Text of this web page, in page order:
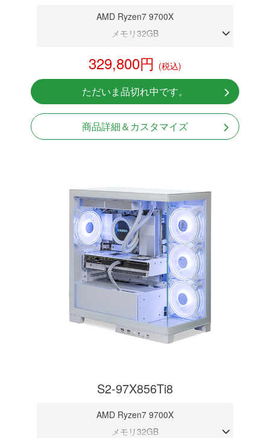
AMD Ryzen7 9700X
メモリ32GB
NVMeSSD 1TB
無線LAN Bluetooth対応
Windows11 Home 64bit
329,800円 (税込)
ただいま品切れ中です。
商品詳細＆カスタマイズ
S2-97X856Ti8
AMD Ryzen7 9700X
メモリ32GB